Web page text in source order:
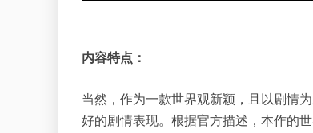
内容特点：
当然，作为一款世界观新颖，且以剧情
好的剧情表现。根据官方描述，本作的